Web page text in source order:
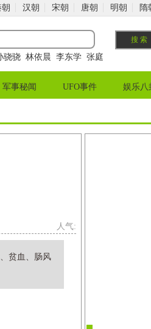
汉朝 宋朝 唐朝 明朝 隋
骁骁 林依晨 李东学 张庭
军事秘闻 UFO事件 娱乐八
人气:
贫血、肠风